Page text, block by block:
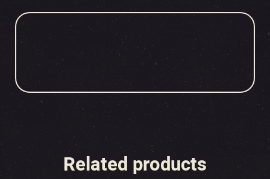
Related products